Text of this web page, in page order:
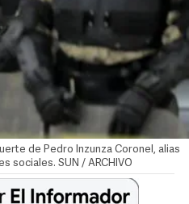
de Pedro Inzunza Coronel, alias
sociales. SUN / ARCHIVO